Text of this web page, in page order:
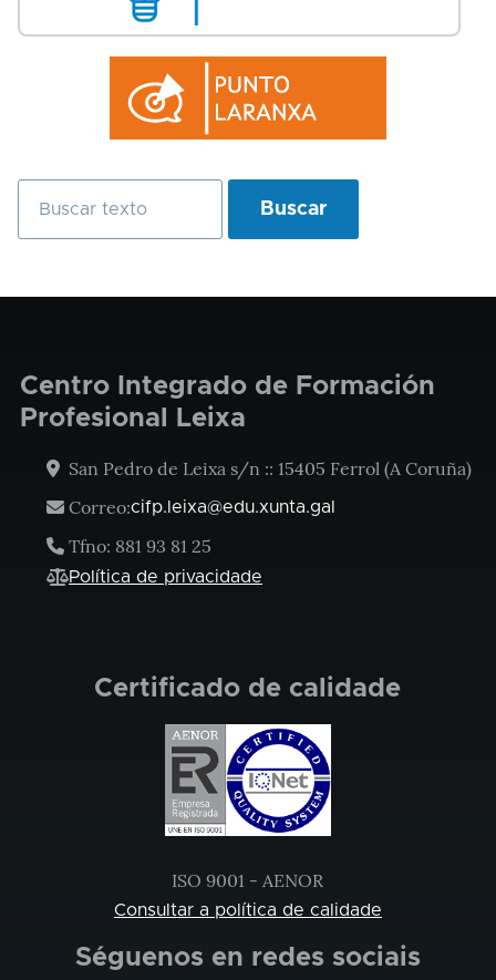
Buscar
Centro Integrado de Formación
Profesional Leixa
San Pedro de Leixa s/n :: 15405 Ferrol (A Coruña)
Correo:cifp.leixa@edu.xunta.gal
Tfno: 881 93 81 25
Política de privacidade
Certificado de calidade
ISO 9001 - AENOR
Consultar a política de calidade
Séguenos en redes sociais